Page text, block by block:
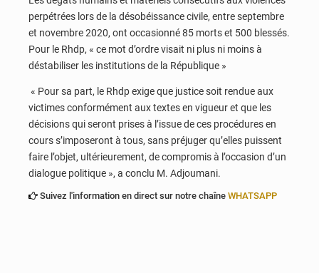
perpétrées lors de la désobéissance civile, entre septembre
et novembre 2020, ont occasionné 85 morts et 500 blessés.
Pour le Rhdp, « ce mot d’ordre visait ni plus ni moins à
déstabiliser les institutions de la République »
« Pour sa part, le Rhdp exige que justice soit rendue aux
victimes conformément aux textes en vigueur et que les
décisions qui seront prises à l’issue de ces procédures en
cours s’imposeront à tous, sans préjuger qu’elles puissent
faire l’objet, ultérieurement, de compromis à l’occasion d’un
dialogue politique », a conclu M. Adjoumani.
Suivez l'information en direct sur notre chaîne WHATSAPP